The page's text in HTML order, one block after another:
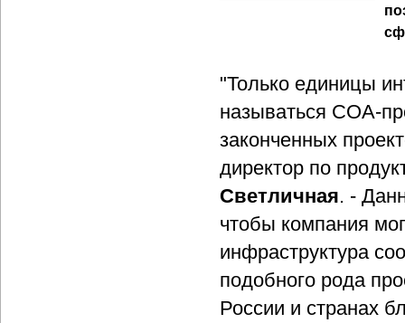
"Только единицы
называться СОА-
законченных
директор по
Светличная. -
чтобы компания
инфраструктура
подобного рода
России и странах